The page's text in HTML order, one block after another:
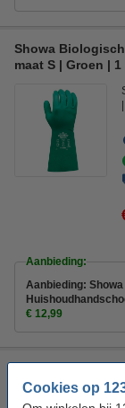
Cookies op
Showa
maat S | Groen |
Aanbieding:
Aanbieding:
€ 12,99